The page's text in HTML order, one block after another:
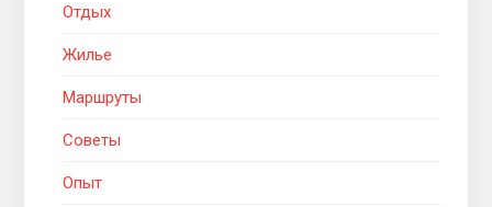
Отдых
Жилье
Маршруты
Советы
Опыт